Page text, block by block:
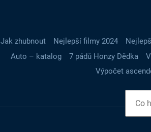
Jak zhubnout Nejlepší filmy 2024
Auto – katalog
7 pádů Honzy Dědka
Výpočet